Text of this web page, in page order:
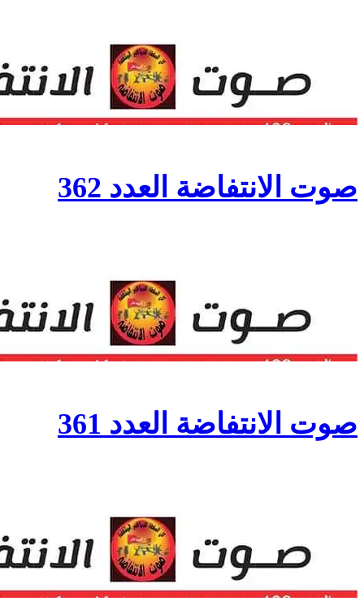
صوت الانتفاضة العدد 362
صوت الانتفاضة العدد 361